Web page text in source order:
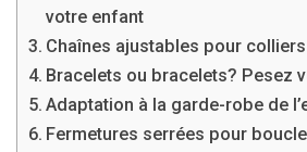
votre enfant
Chaînes ajustables pour colliers
Bracelets ou bracelets? Pesez
Adaptation à la garde-robe de
Fermetures serrées pour